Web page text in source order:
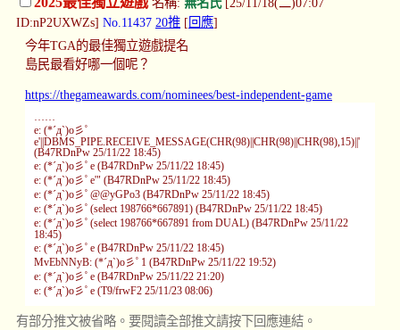
名稱: 無名氏[25/11/18(二)07:07
ID:nP2UXWZs] No.11437 20推 [ 回應]
今年TGA的最佳獨立遊戲提名
島民最看好哪一個呢？
https://thegameawards.com/nominees/best-independent-game
……
e: (*´д`)o彡ﾟ
e'||DBMS_PIPE.RECEIVE_MESSAGE(CHR(98)||CHR(98)||CHR(98),15)||'
(B47RDnPw 25/11/22 18:45)
e: (*´д`)o彡ﾟe (B47RDnPw 25/11/22 18:45)
e: (*´д`)o彡ﾟe'" (B47RDnPw 25/11/22 18:45)
e: (*´д`)o彡ﾟ@@yGPo3 (B47RDnPw 25/11/22 18:45)
e: (*´д`)o彡ﾟ(select 198766*667891) (B47RDnPw 25/11/22 18:45)
e: (*´д`)o彡ﾟ(select 198766*667891 from DUAL) (B47RDnPw 25/11/22
18:45)
e: (*´д`)o彡ﾟe (B47RDnPw 25/11/22 18:45)
MvEbNNyB: (*´д`)o彡ﾟ1 (B47RDnPw 25/11/22 19:52)
e: (*´д`)o彡ﾟe (B47RDnPw 25/11/22 21:20)
e: (*´д`)o彡ﾟe (T9/frwF2 25/11/23 08:06)
有部分推文被省略。要閱讀全部推文請按下回應連結。